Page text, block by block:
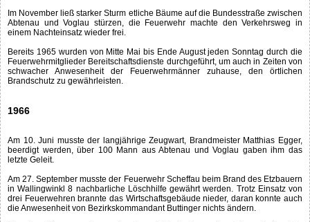
Im November ließ starker Sturm etliche Bäume auf die Bundesstraße zwischen
Abtenau und Voglau stürzen, die Feuerwehr machte den Verkehrsweg in
einem Nachteinsatz wieder frei.
Bereits 1965 wurden von Mitte Mai bis Ende August jeden Sonntag durch die
Feuerwehrmitglieder Bereitschaftsdienste durchgeführt, um auch in Zeiten von
schwacher Anwesenheit der Feuerwehrmänner zuhause, den örtlichen
Brandschutz zu gewährleisten.
1966
Am 10. Juni musste der langjährige Zeugwart, Brandmeister Matthias Egger,
beerdigt werden, über 100 Mann aus Abtenau und Voglau gaben ihm das
letzte Geleit.
Am 27. September musste der Feuerwehr Scheffau beim Brand des Etzbauern
in Wallingwinkl 8 nachbarliche Löschhilfe gewährt werden. Trotz Einsatz von
drei Feuerwehren brannte das Wirtschaftsgebäude nieder, daran konnte auch
die Anwesenheit von Bezirkskommandant Buttinger nichts ändern.